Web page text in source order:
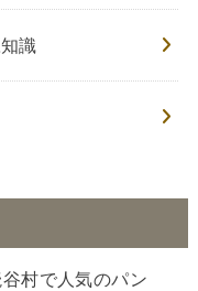
識
谷村で人気のパン